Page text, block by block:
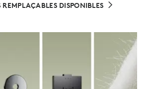
REMPLAÇABLES DISPONIBLES